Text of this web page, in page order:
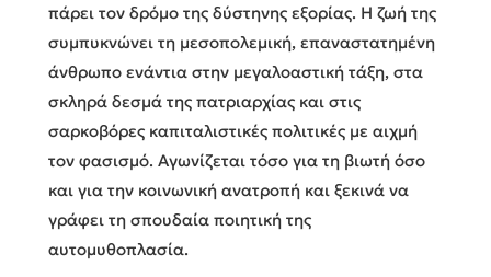
πάρει τον δρόμο της δύστηνης εξορίας. Η ζωή της
συμπυκνώνει τη μεσοπολεμική, επαναστατημένη
άνθρωπο ενάντια στην μεγαλοαστική τάξη, στα
σκληρά δεσμά της πατριαρχίας και στις
σαρκοβόρες καπιταλιστικές πολιτικές με αιχμή
τον φασισμό. Αγωνίζεται τόσο για τη βιωτή όσο
και για την κοινωνική ανατροπή και ξεκινά να
γράφει τη σπουδαία ποιητική της
αυτομυθοπλασία.